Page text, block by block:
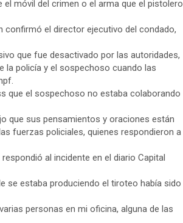
móvil del crimen o el arma que el pistolero
confirmó el director ejecutivo del condado,
que fue desactivado por las autoridades,
la policía y el sospechoso cuando las
que el sospechoso no estaba colaborando
que sus pensamientos y oraciones están
fuerzas policiales, quienes respondieron a
al incidente en el diario Capital
se estaba produciendo el tiroteo había sido
personas en mi oficina, alguna de las